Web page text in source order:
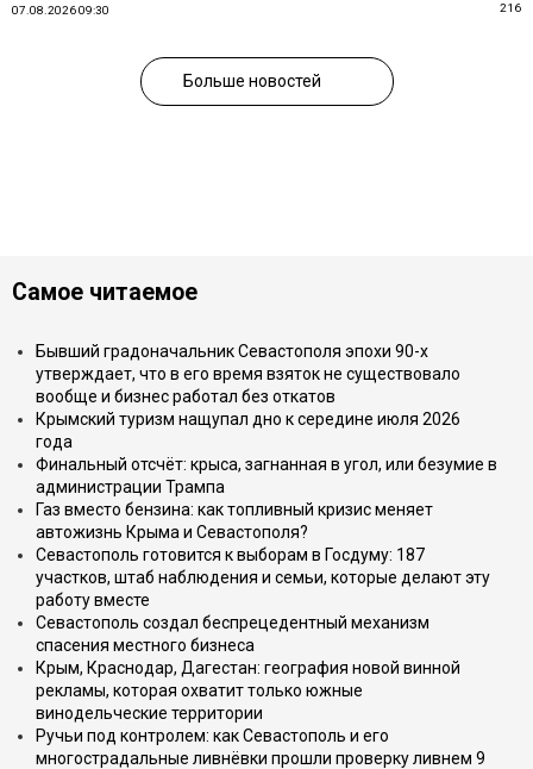
07.08.2026 09:30 216
Больше новостей
Самое читаемое
Бывший градоначальник Севастополя эпохи 90-х
утверждает, что в его время взяток не существовало
вообще и бизнес работал без откатов
Крымский туризм нащупал дно к середине июля 2026
года
Финальный отсчёт: крыса, загнанная в угол, или безумие в
администрации Трампа
Газ вместо бензина: как топливный кризис меняет
автожизнь Крыма и Севастополя?
Севастополь готовится к выборам в Госдуму: 187
участков, штаб наблюдения и семьи, которые делают эту
работу вместе
Севастополь создал беспрецедентный механизм
спасения местного бизнеса
Крым, Краснодар, Дагестан: география новой винной
рекламы, которая охватит только южные
винодельческие территории
Ручьи под контролем: как Севастополь и его
многострадальные ливнёвки прошли проверку ливнем 9